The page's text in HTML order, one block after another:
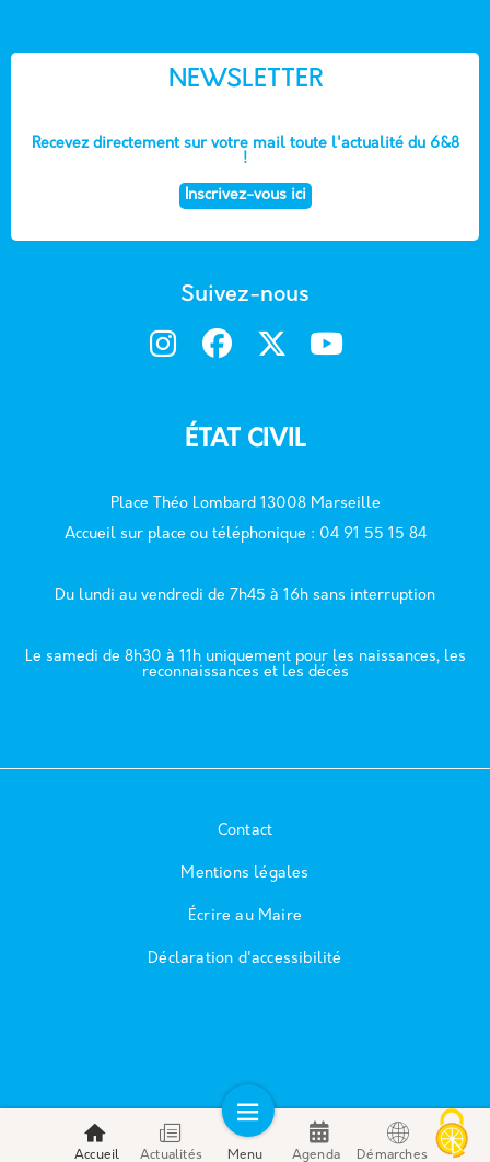
NEWSLETTER
Recevez directement sur votre mail toute l'actualité du 6&8
!
Inscrivez-vous ici
Suivez-nous
ÉTAT CIVIL
Place Théo Lombard 13008 Marseille
Accueil sur place ou téléphonique : 04 91 55 15 84
Du lundi au vendredi de 7h45 à 16h sans interruption
Le samedi de 8h30 à 11h uniquement pour les naissances, les
reconnaissances et les décès
Contact
Mentions légales
Écrire au Maire
Déclaration d'accessibilité
Accueil Actualités Menu Agenda Démarches